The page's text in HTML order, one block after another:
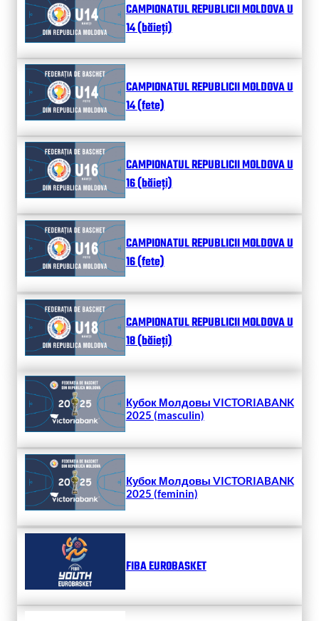
CAMPIONATUL REPUBLICII MOLDOVA U
14 (băieți)
CAMPIONATUL REPUBLICII MOLDOVA U
14 (fete)
CAMPIONATUL REPUBLICII MOLDOVA U
16 (băieți)
CAMPIONATUL REPUBLICII MOLDOVA U
16 (fete)
CAMPIONATUL REPUBLICII MOLDOVA U
18 (băieți)
Кубок Молдовы VICTORIABANK
2025 (masculin)
Кубок Молдовы VICTORIABANK
2025 (feminin)
FIBA EUROBASKET